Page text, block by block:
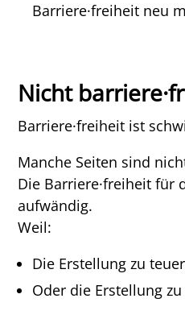
Barriere·freiheit neu
Nicht
Barriere·freiheit ist
Manche Seiten sind
Die Barriere·freiheit für
aufwändig.
Weil:
Die Erstellung zu
Oder die Erstellung